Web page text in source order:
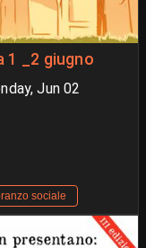
1 _2 giugno
Jun 02
sociale